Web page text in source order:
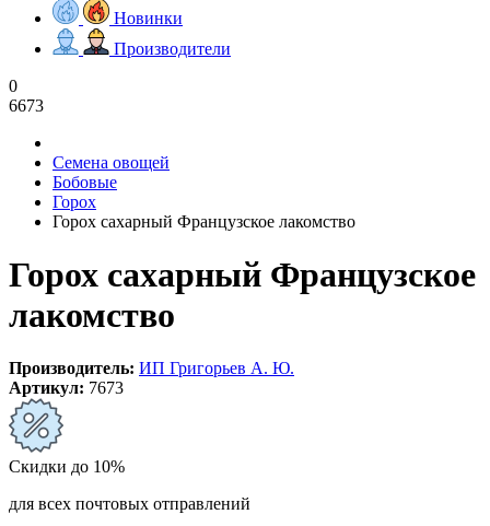
Новинки
Производители
0
6673
Семена овощей
Бобовые
Горох
Горох сахарный Французское лакомство
Горох сахарный Французское
лакомство
Производитель: ИП Григорьев А. Ю.
Артикул: 7673
Скидки до 10%
для всех почтовых отправлений